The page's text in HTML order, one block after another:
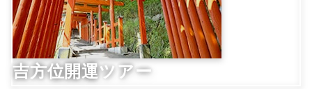
吉方位開運ツアー